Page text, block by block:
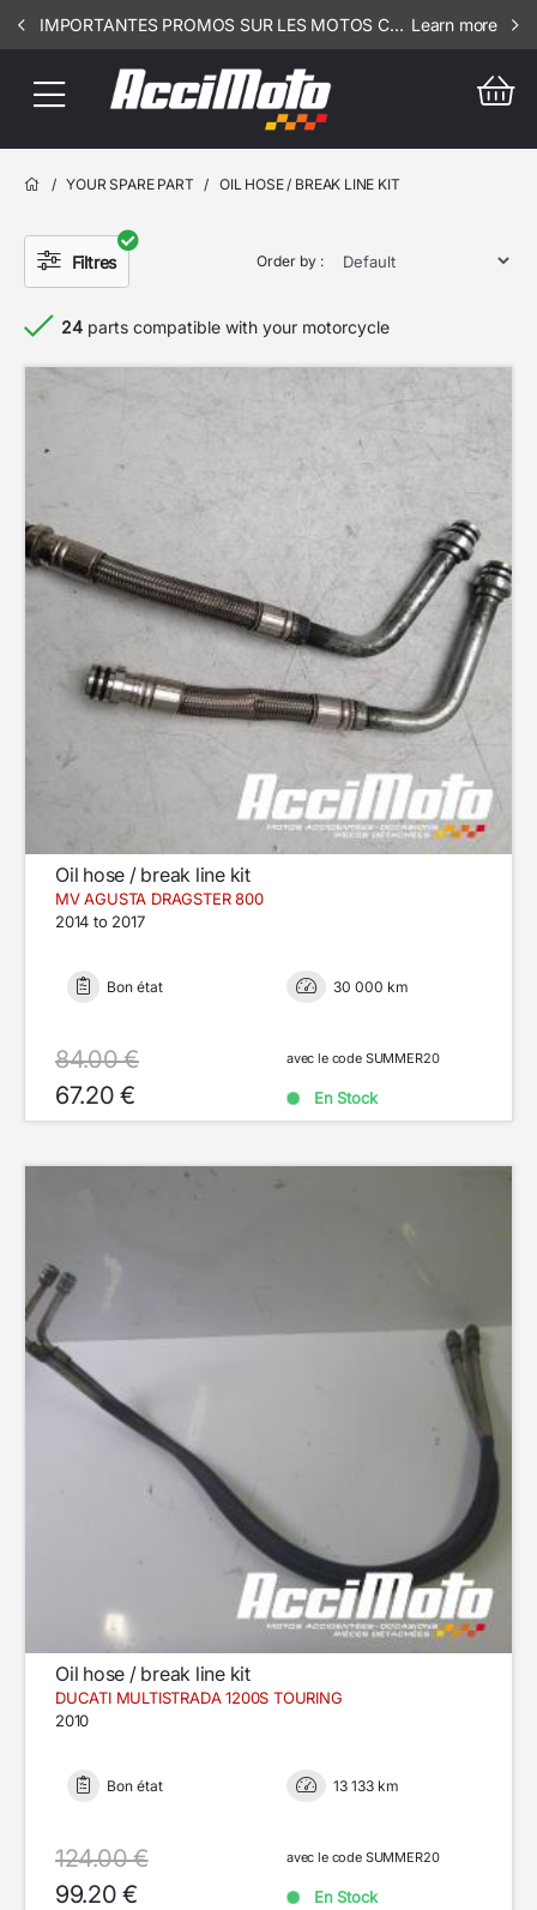
IMPORTANTES PROMOS SUR LES MOTOS COMPLETES !!! CONSULTEZ NOS ANNONCES ----- ELEC - RSV - 3106 Learn more
/ YOUR SPARE PART / OIL HOSE / BREAK LINE KIT
Filtres Order by :
24 parts compatible with your motorcycle
Oil hose / break line kit
MV AGUSTA DRAGSTER 800
2014 to 2017
Bon état 30 000 km
84.00 €
67.20 €
avec le code SUMMER20
En Stock
Oil hose / break line kit
DUCATI MULTISTRADA 1200S TOURING
2010
Bon état 13 133 km
124.00 €
99.20 €
avec le code SUMMER20
En Stock